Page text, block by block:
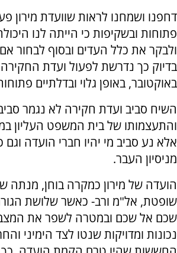
דחפנו ושמחנו לראות שוועדת מירון
פתוחות ובשקיפות כי הייתה לנו
ולבקר את כלל העדים ובסוף לבחור
בדיוק כך נדרשת לפעול ועדת
באוקטובר, באופן גלוי ובדלתיים
השיח סביב ועדת חקירה לא נגמר
והתעצמותו של בית המשפט העליון
אלא נע סביב מי יהיו חברי הועדה וגם
מניסיון העבר.
הועדה של מירון כמקרה בוחן, מנתה
שופטת, אל"מ ורב- כאשר שלושת
שכם אל שכם ובמטרה לשפר את
נכונות ומדויקות שנטו לצד הימיני